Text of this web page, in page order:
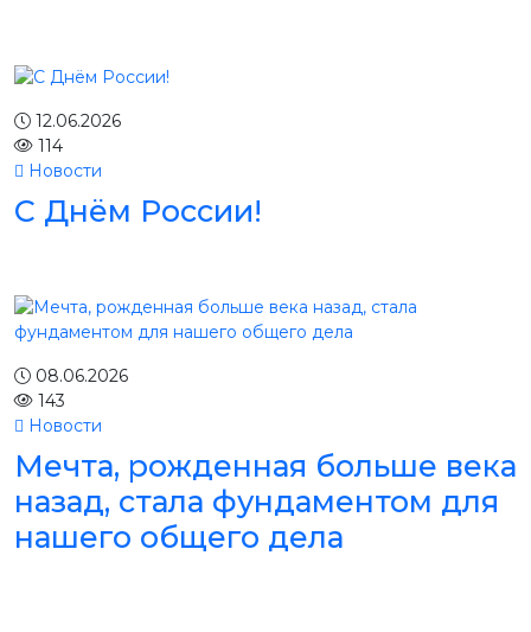
12.06.2026
114
Новости
С Днём России!
08.06.2026
143
Новости
Мечта, рожденная больше века
назад, стала фундаментом для
нашего общего дела